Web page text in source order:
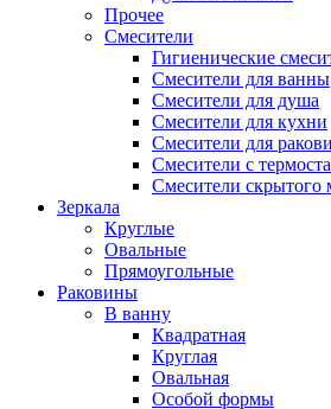
Прочее
Смесители
Гигиенические
Смесители для ванны
Смесители для душа
Смесители для кухни
Смесители для
Смесители с
Смесители скрытого
Зеркала
Круглые
Овальные
Прямоугольные
Раковины
В ванну
Квадратная
Круглая
Овальная
Особой формы